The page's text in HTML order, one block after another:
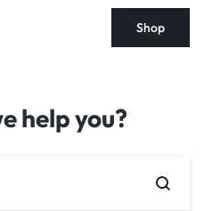
Shop
help you?